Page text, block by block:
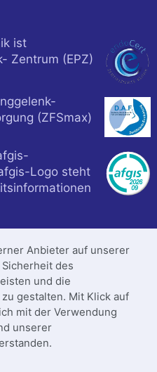
ist
Zentrum (EPZ)
(ZFSmax)
Logo steht
Anbieter auf unserer
des
und die
gestalten. Mit Klick auf
mit der Verwendung
unserer